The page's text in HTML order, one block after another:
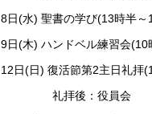
8日(水) 聖書の学び(13時半～
9日(木) ハンドベル練習会
12日(日) 復活節第2主日礼拝
礼拝後：役員会